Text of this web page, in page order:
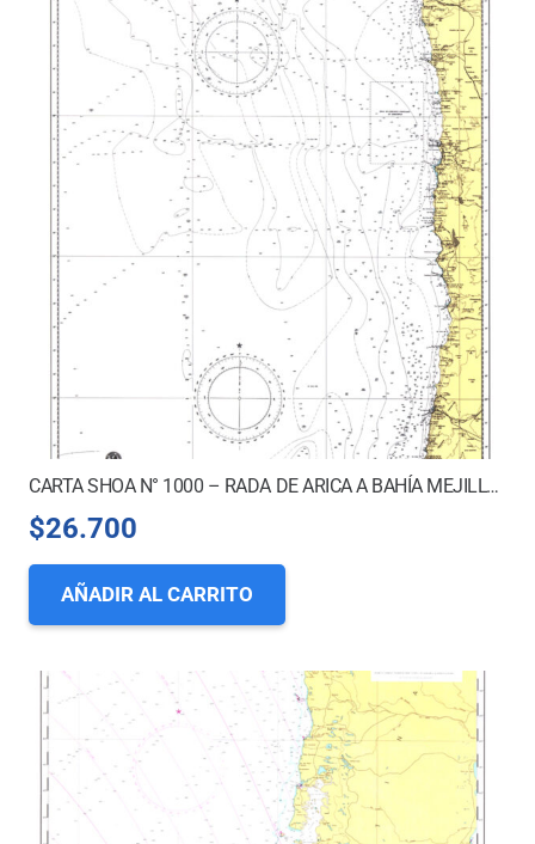
CARTA SHOA N° 1000 – RADA DE ARICA A BAHÍA MEJILLONES DEL SUR *
$26.700
AÑADIR AL CARRITO